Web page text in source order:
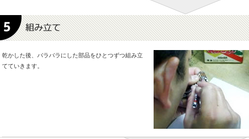
乾かした後、バラバラにした部品をひとつずつ組み立
てていきます。